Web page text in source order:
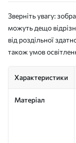
Зверніть увагу:
можуть дещо
від роздільної
також умов
Характеристики
Матеріал